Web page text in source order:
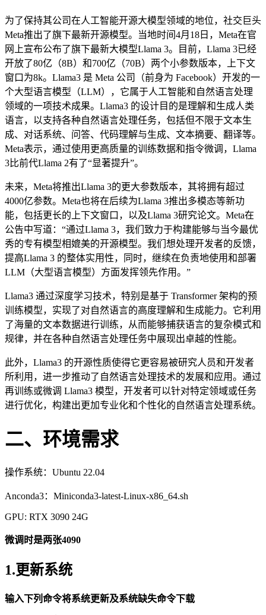
为了保持其公司在人工智能开源大模型领域的地位，社交巨头
Meta推出了旗下最新开源模型。当地时间4月18日，Meta在官
网上宣布公布了旗下最新大模型Llama 3。目前，Llama 3已经
开放了80亿（8B）和700亿（70B）两个小参数版本，上下文
窗口为8k。Llama3 是 Meta 公司（前身为 Facebook）开发的一
个大型语言模型（LLM），它属于人工智能和自然语言处理
领域的一项技术成果。Llama3 的设计目的是理解和生成人类
语言，以支持各种自然语言处理任务，包括但不限于文本生
成、对话系统、问答、代码理解与生成、文本摘要、翻译等。
Meta表示，通过使用更高质量的训练数据和指令微调，Llama
3比前代Llama 2有了“显著提升”。
未来，Meta将推出Llama 3的更大参数版本，其将拥有超过
4000亿参数。Meta也将在后续为Llama 3推出多模态等新功
能，包括更长的上下文窗口，以及Llama 3研究论文。Meta在
公告中写道：“通过Llama 3，我们致力于构建能够与当今最优
秀的专有模型相媲美的开源模型。我们想处理开发者的反馈，
提高Llama 3 的整体实用性，同时，继续在负责地使用和部署
LLM（大型语言模型）方面发挥领先作用。”
Llama3 通过深度学习技术，特别是基于 Transformer 架构的预
训练模型，实现了对自然语言的高度理解和生成能力。它利用
了海量的文本数据进行训练，从而能够捕获语言的复杂模式和
规律，并在各种自然语言处理任务中展现出卓越的性能。
此外，Llama3 的开源性质使得它更容易被研究人员和开发者
所利用，进一步推动了自然语言处理技术的发展和应用。通过
再训练或微调 Llama3 模型，开发者可以针对特定领域或任务
进行优化，构建出更加专业化和个性化的自然语言处理系统。
二、环境需求
操作系统：Ubuntu 22.04
Anconda3：Miniconda3-latest-Linux-x86_64.sh
GPU: RTX 3090 24G
微调时是两张4090
1.更新系统
输入下列命令将系统更新及系统缺失命令下载